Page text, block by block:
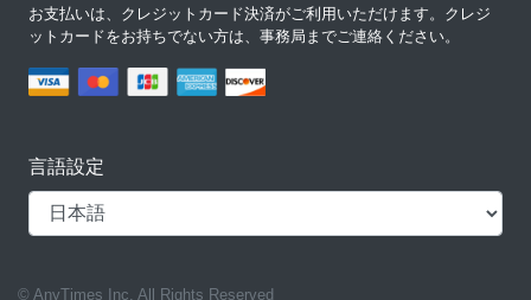
お支払いは、クレジットカード決済がご利用いただけます。クレジ
ットカードをお持ちでない方は、事務局までご連絡ください。
言語設定
© AnyTimes Inc. All Rights Reserved